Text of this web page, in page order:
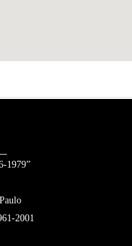
1979”
2001